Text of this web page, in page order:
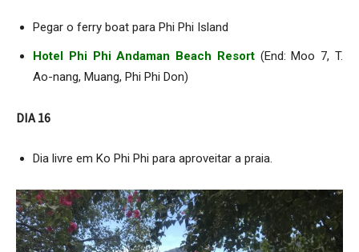
Pegar o ferry boat para Phi Phi Island
Hotel Phi Phi Andaman Beach Resort(End: Moo 7, T.
Ao-nang, Muang, Phi Phi Don)
DIA 16
Dia livre em Ko Phi Phi para aproveitar a praia.